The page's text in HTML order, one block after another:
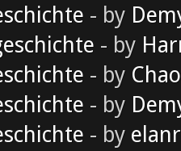
- by
- by
- by
- by
- by